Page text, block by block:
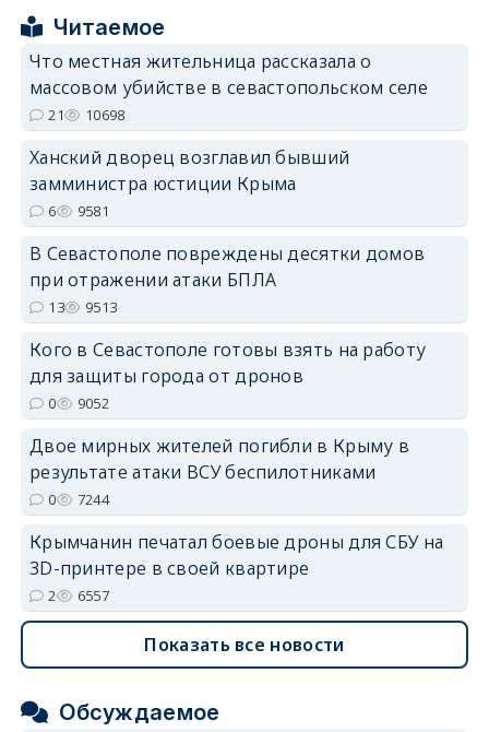
Читаемое
Что местная жительница рассказала о
массовом убийстве в севастопольском селе
21 10698
Ханский дворец возглавил бывший
замминистра юстиции Крыма
6 9581
В Севастополе повреждены десятки домов
при отражении атаки БПЛА
13 9513
Кого в Севастополе готовы взять на работу
для защиты города от дронов
0 9052
Двое мирных жителей погибли в Крыму в
результате атаки ВСУ беспилотниками
0 7244
Крымчанин печатал боевые дроны для СБУ на
3D-принтере в своей квартире
2 6557
Показать все новости
Обсуждаемое